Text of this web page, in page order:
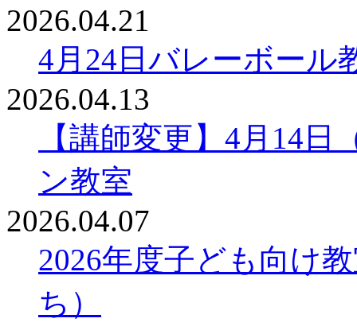
2026.04.21
4月24日バレーボール
2026.04.13
【講師変更】4月14
ン教室
2026.04.07
2026年度子ども向け
ち）